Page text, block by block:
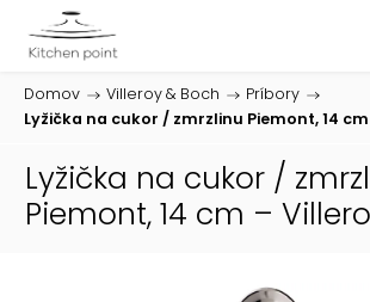
Domov / Villeroy & Boch / Príbory /
Lyžička na cukor / zmrzlinu Piemont, 14
Lyžička na cukor /
Piemont, 14 cm –